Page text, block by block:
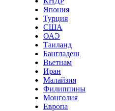
Япония
Турция
США
ОАЭ
Таиланд
Бангладеш
Вьетнам
Иран
Малайзия
Филиппины
Монголия
Европа